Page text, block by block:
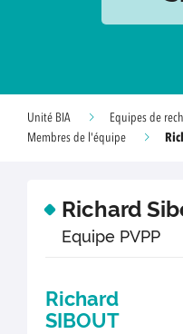
Unité BIA Equipes de
Membres de l'équipe
Richard
Equipe PVPP
Richard
SIBOUT